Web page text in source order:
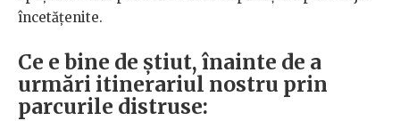
încetățenite.
Ce e bine de știut, înainte de a
urmări itinerariul nostru prin
parcurile distruse: